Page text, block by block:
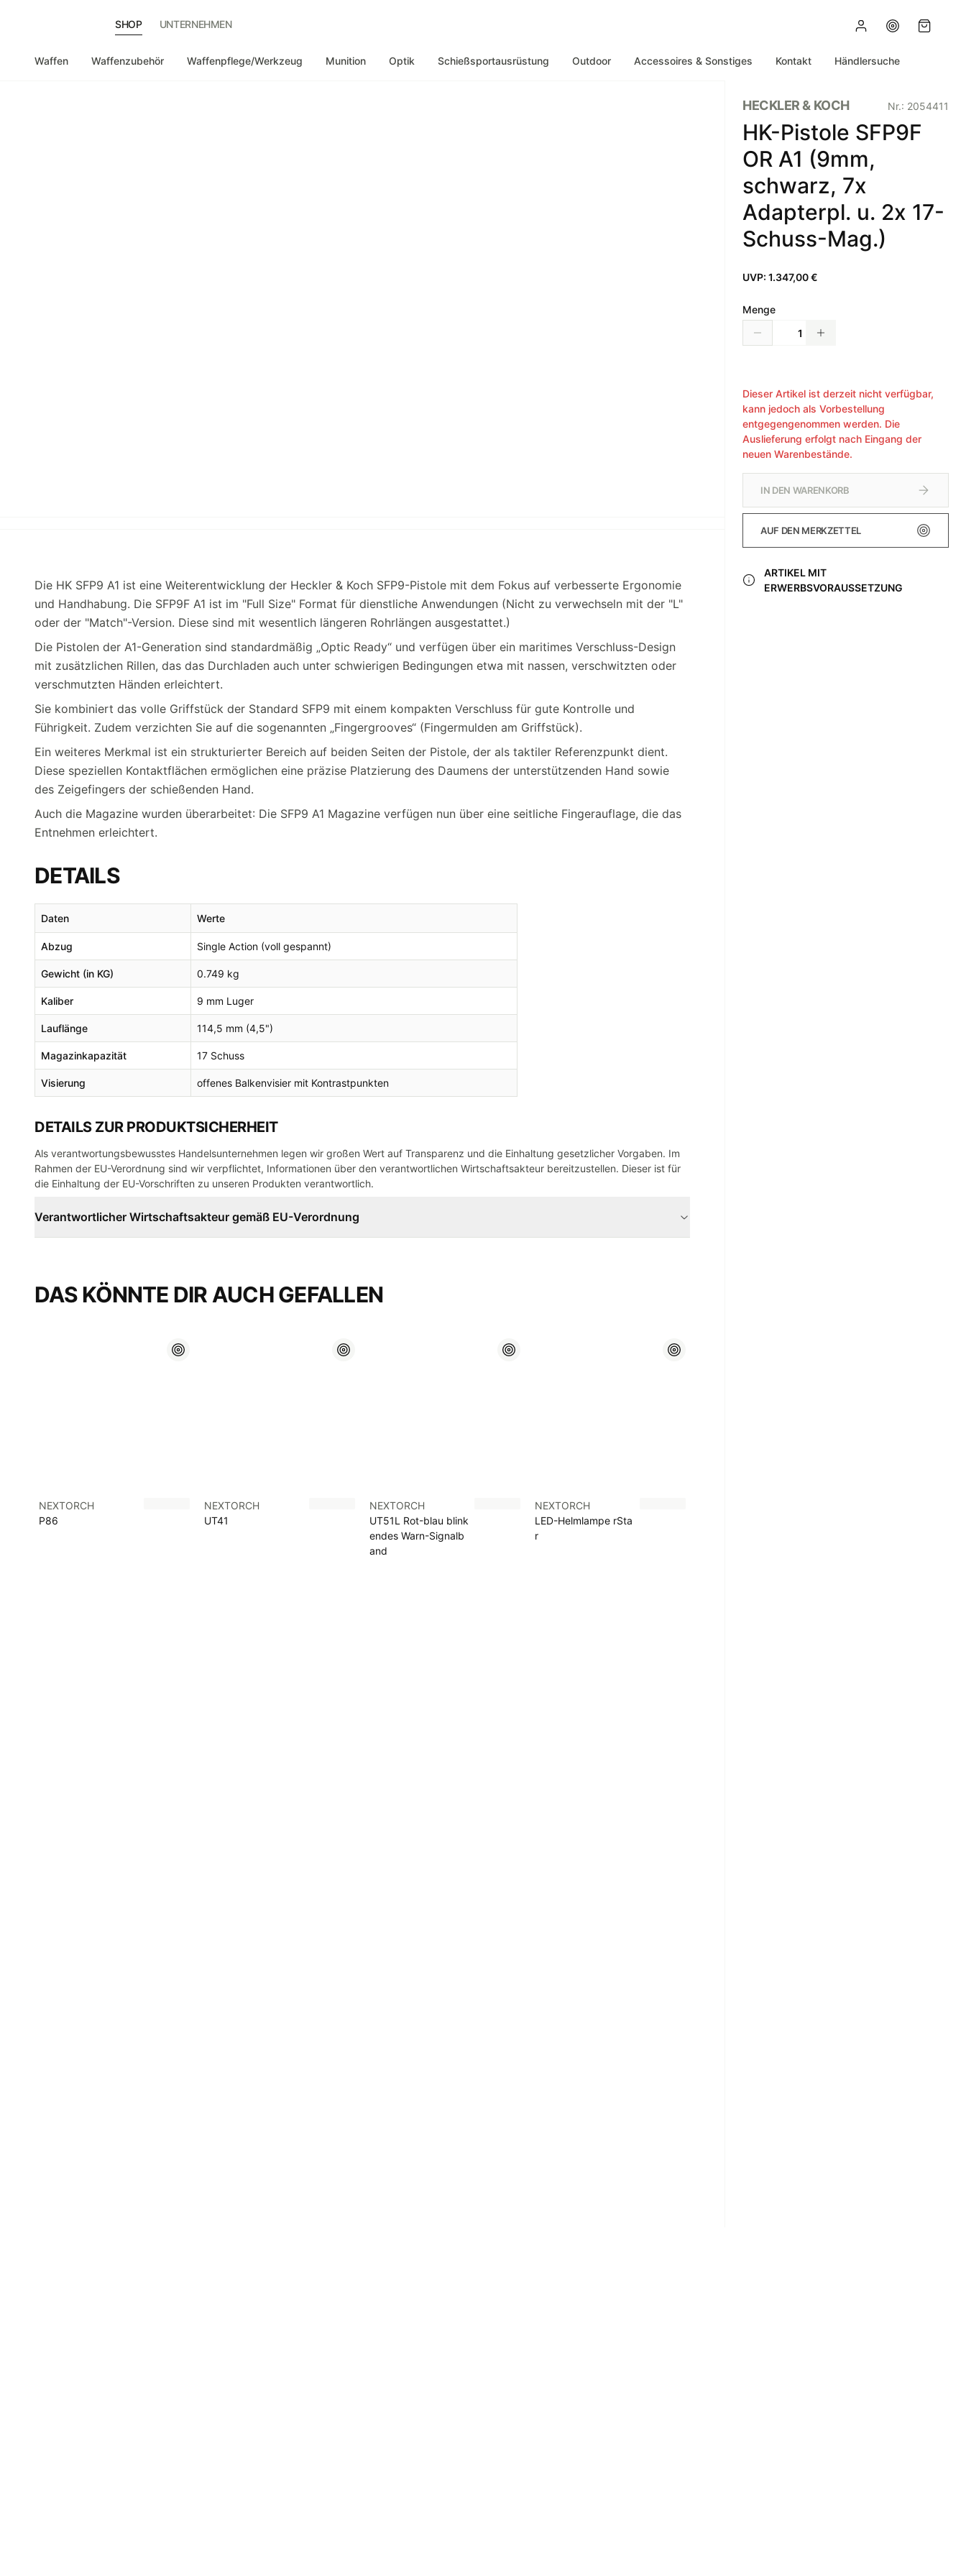
SHOP UNTERNEHMEN
Waffen Waffenzubehör Waffenpflege/Werkzeug Munition Optik Schießsportausrüstung Outdoor Accessoires & Sonstiges Kontakt Händlersuche
Die HK SFP9 A1 ist eine Weiterentwicklung der Heckler & Koch SFP9-Pistole mit dem Fokus auf verbesserte Ergonomie
und Handhabung. Die SFP9F A1 ist im "Full Size" Format für dienstliche Anwendungen (Nicht zu verwechseln mit der "L"
oder der "Match"-Version. Diese sind mit wesentlich längeren Rohrlängen ausgestattet.)
Die Pistolen der A1-Generation sind standardmäßig „Optic Ready“ und verfügen über ein maritimes Verschluss-Design
mit zusätzlichen Rillen, das das Durchladen auch unter schwierigen Bedingungen etwa mit nassen, verschwitzten oder
verschmutzten Händen erleichtert.
Sie kombiniert das volle Griffstück der Standard SFP9 mit einem kompakten Verschluss für gute Kontrolle und
Führigkeit. Zudem verzichten Sie auf die sogenannten „Fingergrooves“ (Fingermulden am Griffstück).
Ein weiteres Merkmal ist ein strukturierter Bereich auf beiden Seiten der Pistole, der als taktiler Referenzpunkt dient.
Diese speziellen Kontaktflächen ermöglichen eine präzise Platzierung des Daumens der unterstützenden Hand sowie
des Zeigefingers der schießenden Hand.
Auch die Magazine wurden überarbeitet: Die SFP9 A1 Magazine verfügen nun über eine seitliche Fingerauflage, die das
Entnehmen erleichtert.
DETAILS
Daten Werte
Abzug Single Action (voll gespannt)
Gewicht (in KG) 0.749 kg
Kaliber 9 mm Luger
Lauflänge 114,5 mm (4,5")
Magazinkapazität 17 Schuss
Visierung offenes Balkenvisier mit Kontrastpunkten
DETAILS ZUR PRODUKTSICHERHEIT
Als verantwortungsbewusstes Handelsunternehmen legen wir großen Wert auf Transparenz und die Einhaltung gesetzlicher Vorgaben. Im
Rahmen der EU-Verordnung sind wir verpflichtet, Informationen über den verantwortlichen Wirtschaftsakteur bereitzustellen. Dieser ist für
die Einhaltung der EU-Vorschriften zu unseren Produkten verantwortlich.
Verantwortlicher Wirtschaftsakteur gemäß EU-Verordnung
DAS KÖNNTE DIR AUCH GEFALLEN
NEXTORCH
P86
NEXTORCH
UT41
NEXTORCH
UT51L Rot-blau blink
endes Warn-Signalb
and
NEXTORCH
LED-Helmlampe rSta
r
HECKLER & KOCH Nr.: 2054411
HK-Pistole SFP9F
OR A1 (9mm,
schwarz, 7x
Adapterpl. u. 2x 17-
Schuss-Mag.)
UVP: 1.347,00 €
Menge
Dieser Artikel ist derzeit nicht verfügbar,
kann jedoch als Vorbestellung
entgegengenommen werden. Die
Auslieferung erfolgt nach Eingang der
neuen Warenbestände.
IN DEN WARENKORB
AUF DEN MERKZETTEL
ARTIKEL MIT
ERWERBSVORAUSSETZUNG